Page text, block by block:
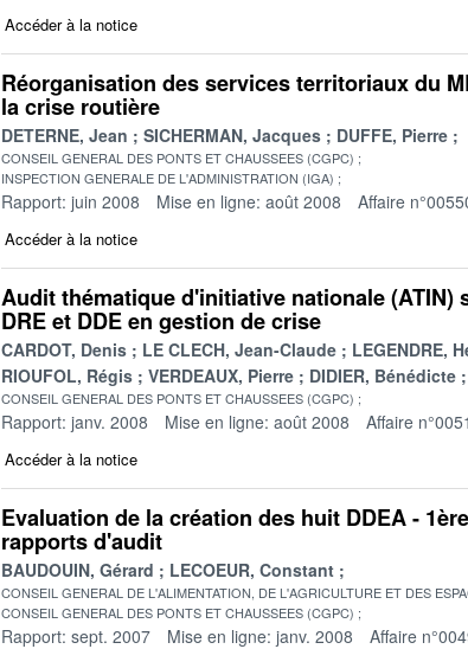
Accéder à la notice
Réorganisation des services territoriaux du
la crise routière
DETERNE, Jean SICHERMAN, Jacques DUFFE, Pierre
CONSEIL GENERAL DES PONTS ET CHAUSSEES (CGPC)
INSPECTION GENERALE DE L'ADMINISTRATION (IGA)
Rapport: juin 2008 Mise en ligne: août 2008 Affaire
Accéder à la notice
Audit thématique d'initiative nationale (ATIN)
DRE et DDE en gestion de crise
CARDOT, Denis LE CLECH, Jean-Claude LEGENDRE,
RIOUFOL, Régis
VERDEAUX, Pierre DIDIER, Bénédicte
CONSEIL GENERAL DES PONTS ET CHAUSSEES (CGPC)
Rapport: janv. 2008 Mise en ligne: août 2008 Affaire
Accéder à la notice
Evaluation de la création des huit DDEA -
rapports d'audit
BAUDOUIN, Gérard LECOEUR, Constant
CONSEIL GENERAL DE L'ALIMENTATION, DE L'AGRICULTURE ET DES
CONSEIL GENERAL DES PONTS ET CHAUSSEES (CGPC)
Rapport: sept. 2007 Mise en ligne: janv. 2008 Affaire